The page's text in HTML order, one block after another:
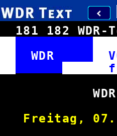
181 182
WDR
WDR-
Freitag,